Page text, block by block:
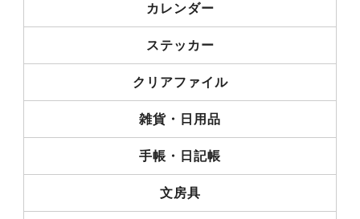
カレンダー
ステッカー
クリアファイル
雑貨・日用品
手帳・日記帳
文房具